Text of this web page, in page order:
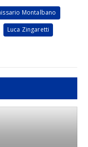
Montalbano
Luca Zingaretti